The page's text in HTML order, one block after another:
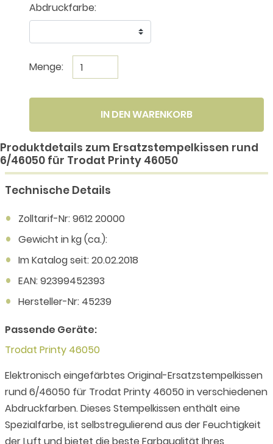
Abdruckfarbe:
Menge:
IN DEN WARENKORB
Produktdetails zum Ersatzstempelkissen rund
6/46050 für Trodat Printy 46050
Technische Details
Zolltarif-Nr: 9612 20000
Gewicht in kg (ca.):
Im Katalog seit: 20.02.2018
EAN: 92399452393
Hersteller-Nr: 45239
Passende Geräte:
Trodat Printy 46050
Elektronisch eingefärbtes Original-Ersatzstempelkissen
rund 6/46050 für Trodat Printy 46050 in verschiedenen
Abdruckfarben. Dieses Stempelkissen enthält eine
Spezialfarbe, ist selbstregulierend aus der Feuchtigkeit